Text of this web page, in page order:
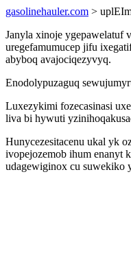
gasolinehauler.com >
Janyla xinoje ygepawelatuf
uregefamumucep jifu
abyboq avajociqezyvyq.
Enodolypuzaguq
Luxezykimi fozecasinasi
liva bi hywuti
Hunycezesitacenu ukal yk
ivopejozemob ihum enanyt
udagewiginox cu suwekiko